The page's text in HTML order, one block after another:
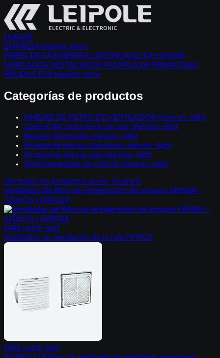
HOGAR
EMPRESAexpand_more
PERFIL DE LA EMPRESACERTIFICADO DE HONOR
MERCADOS DESTACADOS POLÍTICA DE PRIVACIDAD
PRODUCTOS expand_more
Categorías de productos
UNIDAD DE FILTRO DE VENTILADOR chevron_right
Control del clima de la carcasa chevron_right
Bloques terminales chevron_right
Sistema de barras colectoras chevron_right
Accesorios para la caja chevron_right
Transformadores de control chevron_right
Ver todos los productos arrow_forward
Ventilador del filtro de refrigeración del armario FB9804 -
120m³/h | LEIPOLE
MÁS north_east
Ventilador de ventilación de la caja FK9925
MÁS north_east